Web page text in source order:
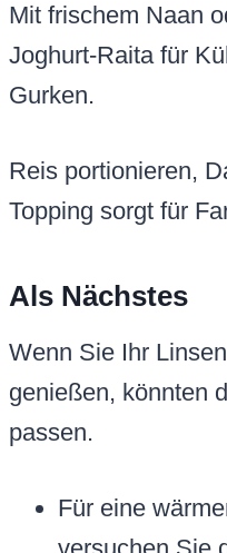
Mit frischem Naan
Joghurt-Raita für
Gurken.
Reis portionieren,
Topping sorgt für
Als Nächstes
Wenn Sie Ihr
genießen, könnten
passen.
Für eine